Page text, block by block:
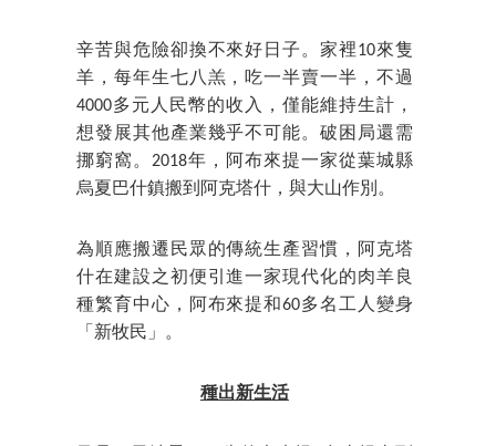
辛苦與危險卻換不來好日子。家裡10來隻
羊，每年生七八羔，吃一半賣一半，不過
4000多元人民幣的收入，僅能維持生計，
想發展其他產業幾乎不可能。破困局還需
挪窮窩。2018年，阿布來提一家從葉城縣
烏夏巴什鎮搬到阿克塔什，與大山作別。
為順應搬遷民眾的傳統生產習慣，阿克塔
什在建設之初便引進一家現代化的肉羊良
種繁育中心，阿布來提和60多名工人變身
「新牧民」。
種出新生活